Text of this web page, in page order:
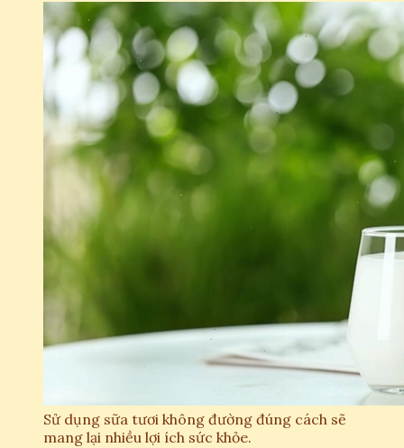
Sử dụng sữa tươi không đường đúng cách sẽ
mang lại nhiều lợi ích sức khỏe.